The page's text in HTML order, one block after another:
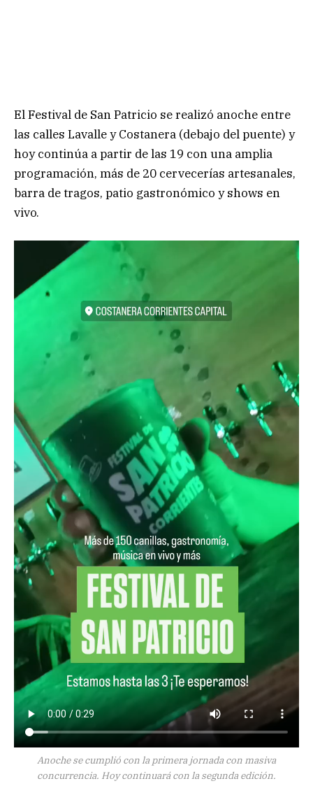
El Festival de San Patricio se realizó anoche entre
las calles Lavalle y Costanera (debajo del puente) y
hoy continúa a partir de las 19 con una amplia
programación, más de 20 cervecerías artesanales,
barra de tragos, patio gastronómico y shows en
vivo.
Anoche se cumplió con la primera jornada con masiva
concurrencia. Hoy continuará con la segunda edición.